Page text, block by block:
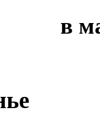
в